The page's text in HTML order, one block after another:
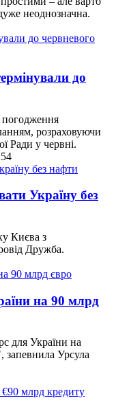
неоднозначна.
до
погодження
розраховуючи
Ради у червні.
Україну без
Києва з
Дружба.
на 90 млрд
для України на
запевнила Урсула